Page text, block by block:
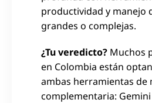
productividad y manejo
grandes o complejas.
¿Tu veredicto? Muchos
en Colombia están
ambas herramientas de
complementaria: